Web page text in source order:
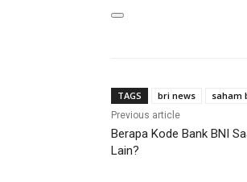
TAGS bri news saham
Previous article
Berapa Kode Bank BNI
Lain?